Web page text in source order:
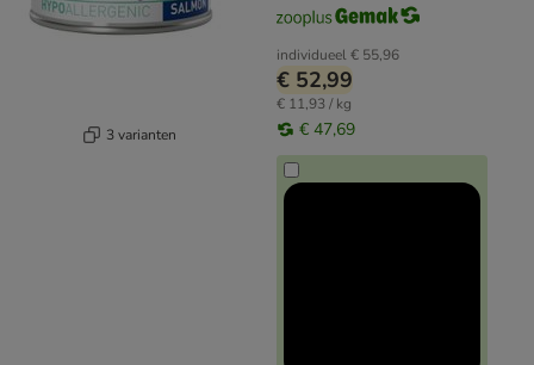
3 varianten
individueel€ 55,96
€ 52,99
€ 11,93 / kg
€ 47,69